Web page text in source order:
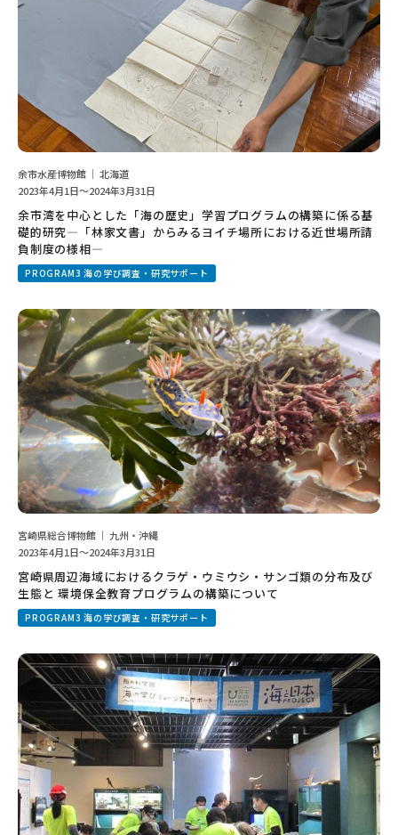
余市水産博物館 ｜ 北海道
2023年4月1日～2024年3月31日
余市湾を中心とした「海の歴史」学習プログラムの構築に係る基
礎的研究―「林家文書」からみるヨイチ場所における近世場所請
負制度の様相―
PROGRAM3 海の学び調査・研究サポート
宮崎県総合博物館 ｜ 九州・沖縄
2023年4月1日～2024年3月31日
宮崎県周辺海域におけるクラゲ・ウミウシ・サンゴ類の分布及び
生態と 環境保全教育プログラムの構築について
PROGRAM3 海の学び調査・研究サポート